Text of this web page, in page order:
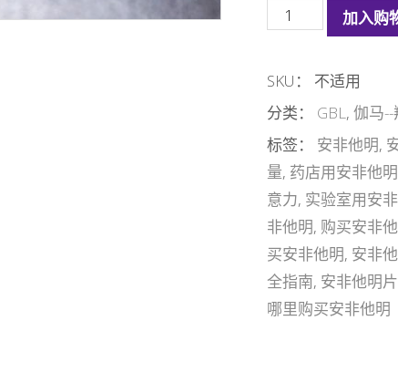
Amfetamina加入购
SKU： 不适用
分类： GBL,伽马
标签： 安非他明,
量, 药店用安非他明
意力, 实验室用安
非他明, 购买安非
买安非他明, 安非
全指南, 安非他明片
哪里购买安非他明